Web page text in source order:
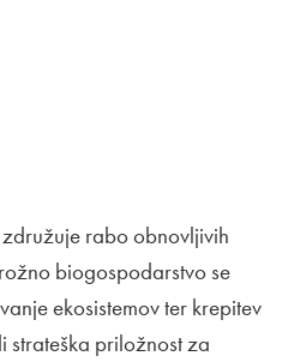
rabo obnovljivih
biogospodarstvo se
ekosistemov ter krepitev
strateška priložnost za